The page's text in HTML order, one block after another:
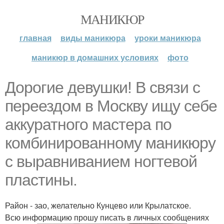
МАНИКЮР
главная виды маникюра
уроки маникюра
маникюр в домашних условиях
фото
Дорогие девушки! В связи с
переездом в Москву ищу себе
аккуратного мастера по
комбинированному маникюру
с выравниванием ногтевой
пластины.
Район - зао, желательно Кунцево или Крылатское.
Всю информацию прошу писать в личных сообщениях